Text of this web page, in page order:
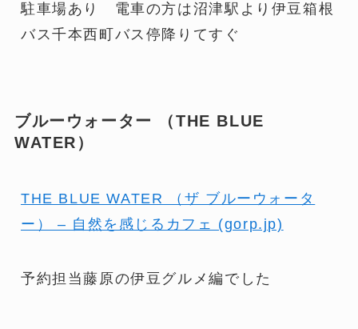
駐車場あり 電車の方は沼津駅より伊豆箱根
バス千本西町バス停降りてすぐ
ブルーウォーター
（THE BLUE
WATER）
THE BLUE WATER （ザ ブルーウォータ
ー） – 自然を感じるカフェ (gorp.jp)
予約担当藤原の伊豆グルメ編でした